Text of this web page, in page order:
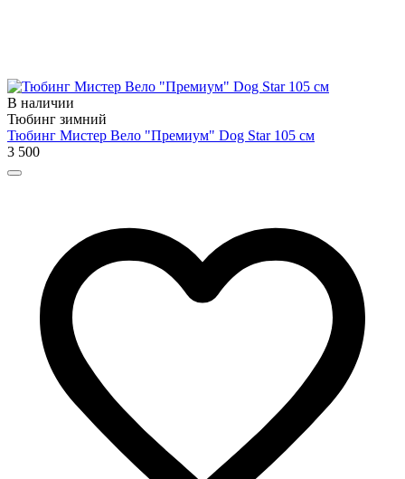
В наличии
Тюбинг зимний
Тюбинг Мистер Вело "Премиум" Dog Star 105 см
3 500